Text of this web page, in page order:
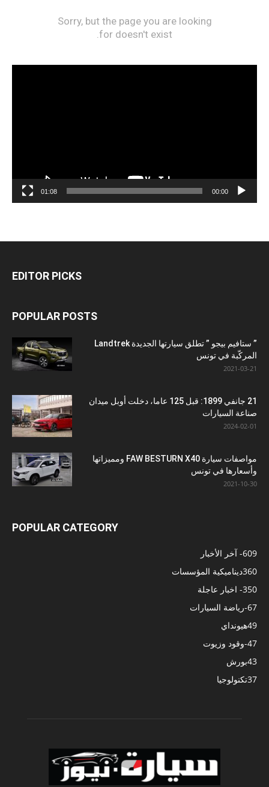
00:00
01:08
EDITOR PICKS
POPULAR POSTS
” ستافيم بيجو ” تطلق سيارتها الجديدة Landtrek
المركّبة في تونس
2021-03-21
21 جانفي 1899: قبل 125 عاما، دخلت أوبل ميدان
صناعة السيارات
2024-02-01
مواصفات سيارة FAW BESTURN X40 ومميزاتها
وأسعارها في تونس
2021-10-30
POPULAR CATEGORY
- آخر الأخبار609
ديناميكية المؤسسات360
- اخبار عاجلة350
-رياضة السيارات67
هيونداي49
-وقود وزيوت47
بورش43
تكنولوجيا37